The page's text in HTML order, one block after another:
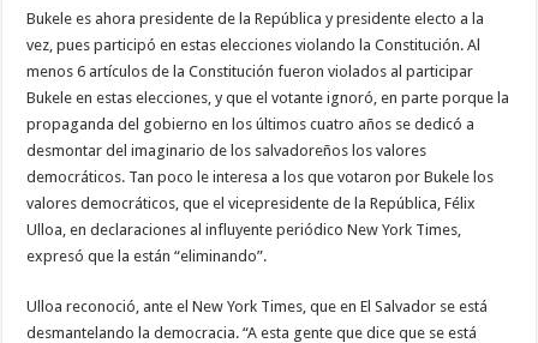
Bukele es ahora presidente de la República y presidente electo a la
vez, pues participó en estas elecciones violando la Constitución. Al
menos 6 artículos de la Constitución fueron violados al participar
Bukele en estas elecciones, y que el votante ignoró, en parte porque la
propaganda del gobierno en los últimos cuatro años se dedicó a
desmontar del imaginario de los salvadoreños los valores
democráticos. Tan poco le interesa a los que votaron por Bukele los
valores democráticos, que el vicepresidente de la República, Félix
Ulloa, en declaraciones al influyente periódico New York Times,
expresó que la están “eliminando”.
Ulloa reconoció, ante el New York Times, que en El Salvador se está
desmantelando la democracia. “A esta gente que dice que se está